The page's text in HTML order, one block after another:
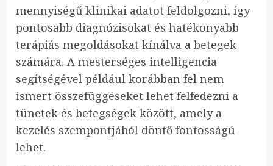
mennyiségű klinikai adatot feldolgozni, így
pontosabb diagnózisokat és hatékonyabb
terápiás megoldásokat kínálva a betegek
számára. A mesterséges intelligencia
segítségével például korábban fel nem
ismert összefüggéseket lehet felfedezni a
tünetek és betegségek között, amely a
kezelés szempontjából döntő fontosságú
lehet.